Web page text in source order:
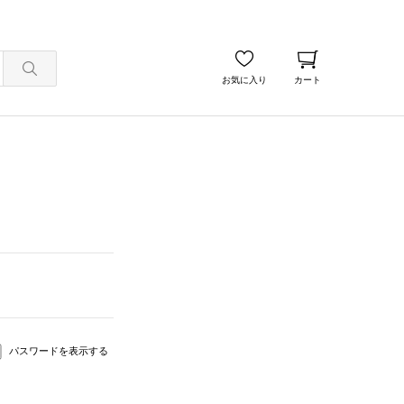
お気に入り カート
パスワードを表示する